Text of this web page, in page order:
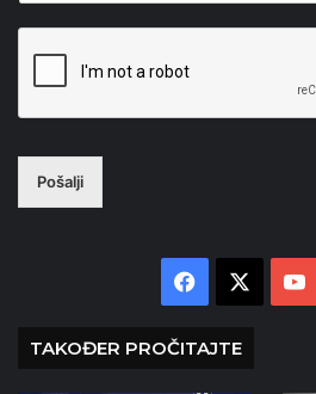
Pošalji
Facebook
TAKOĐER PROČITAJTE